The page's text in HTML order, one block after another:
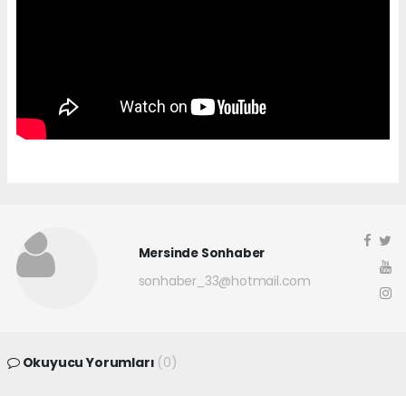
Mersinde Sonhaber
sonhaber_33@hotmail.com
Okuyucu Yorumları (0)